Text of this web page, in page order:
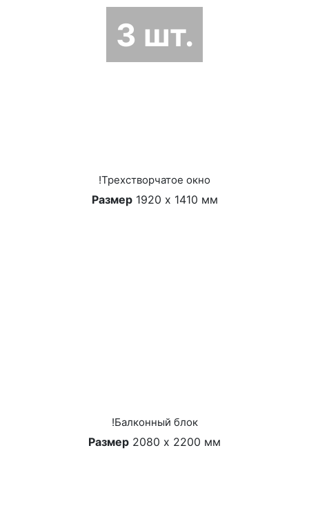
3 шт.
!Трехстворчатое окно
Размер1920 х 1410 мм
!Балконный блок
Размер 2080 х 2200 мм